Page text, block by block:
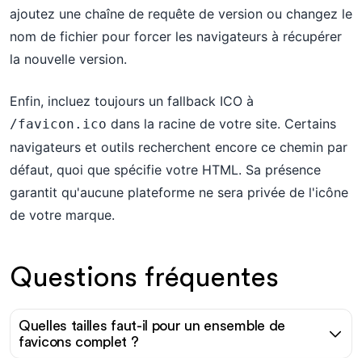
ajoutez une chaîne de requête de version ou changez le
nom de fichier pour forcer les navigateurs à récupérer
la nouvelle version.
Enfin, incluez toujours un fallback ICO à
/favicon.ico dans la racine de votre site. Certains
navigateurs et outils recherchent encore ce chemin par
défaut, quoi que spécifie votre HTML. Sa présence
garantit qu'aucune plateforme ne sera privée de l'icône
de votre marque.
Questions fréquentes
Quelles tailles faut-il pour un ensemble de
favicons complet ?